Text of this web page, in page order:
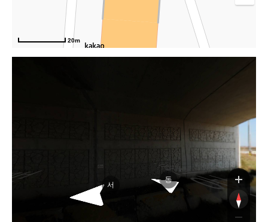
20m
서천공주고속도로
서천공주고속도로
서
동